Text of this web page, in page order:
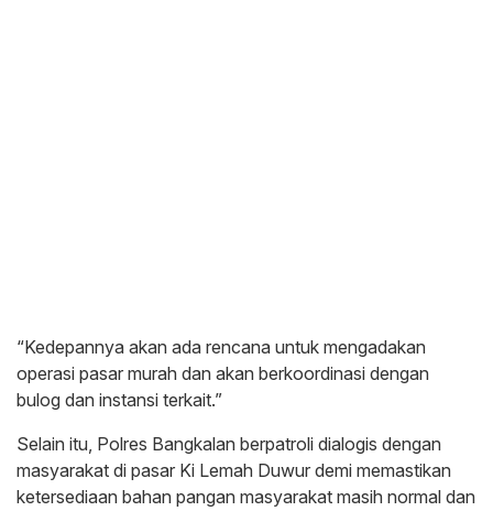
“Kedepannya akan ada rencana untuk mengadakan
operasi pasar murah dan akan berkoordinasi dengan
bulog dan instansi terkait.”
Selain itu, Polres Bangkalan berpatroli dialogis dengan
masyarakat di pasar Ki Lemah Duwur demi memastikan
ketersediaan bahan pangan masyarakat masih normal dan